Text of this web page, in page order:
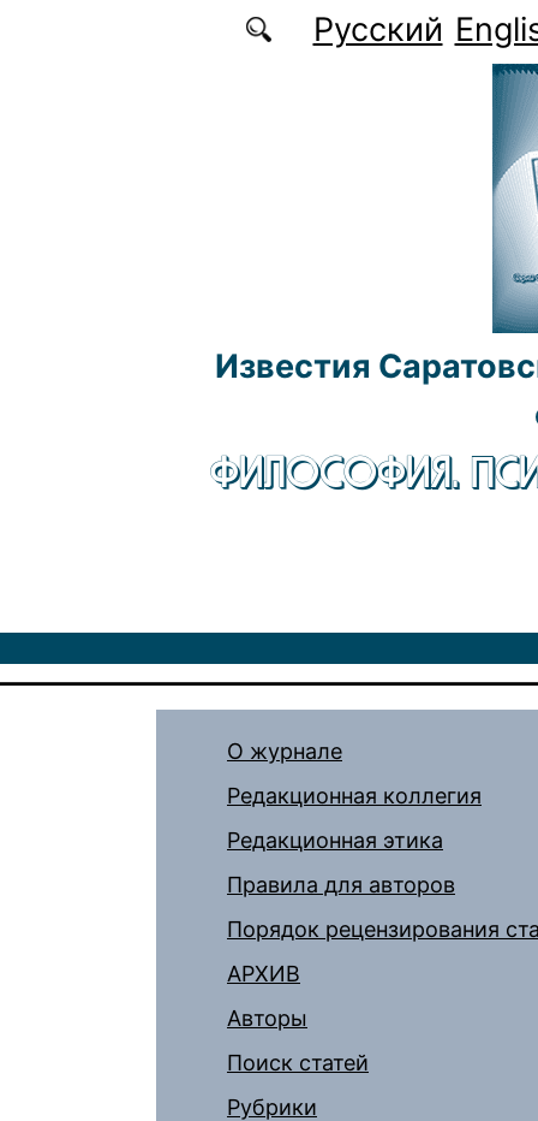
Перейти к основному содержаниюРусский
Известия
ФИЛОСОФИЯ.
О журнале
Редакционная коллегия
Редакционная этика
Правила для авторов
Порядок рецензирования
АРХИВ
Авторы
Поиск статей
Рубрики